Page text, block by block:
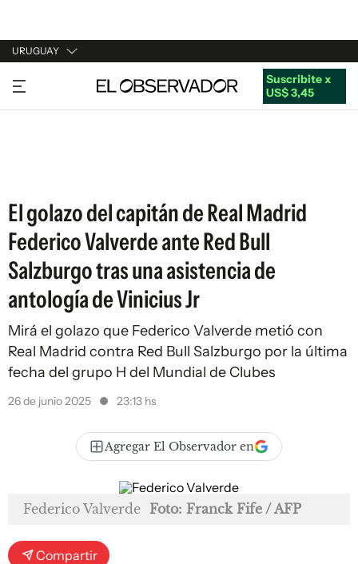
URUGUAY
URUGUAY
ARGENTINA
Suscribite x
US$ 3,45
El golazo del capitán de Real Madrid
Federico Valverde ante Red Bull
Salzburgo tras una asistencia de
antología de Vinicius Jr
Mirá el golazo que Federico Valverde metió con
Real Madrid contra Red Bull Salzburgo por la última
fecha del grupo H del Mundial de Clubes
26 de junio 2025 23:13 hs
Agregar El Observador en
Federico Valverde Foto: Franck Fife / AFP
Compartir